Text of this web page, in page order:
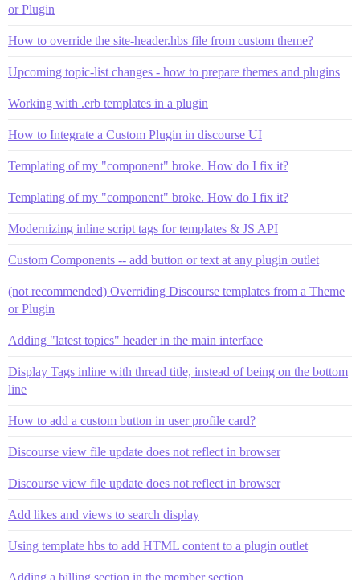
or Plugin
How to override the site-header.hbs file from custom theme?
Upcoming topic-list changes - how to prepare themes and plugins
Working with .erb templates in a plugin
How to Integrate a Custom Plugin in discourse UI
Templating of my "component" broke. How do I fix it?
Templating of my "component" broke. How do I fix it?
Modernizing inline script tags for templates & JS API
Custom Components -- add button or text at any plugin outlet
(not recommended) Overriding Discourse templates from a Theme
or Plugin
Adding "latest topics" header in the main interface
Display Tags inline with thread title, instead of being on the bottom
line
How to add a custom button in user profile card?
Discourse view file update does not reflect in browser
Discourse view file update does not reflect in browser
Add likes and views to search display
Using template hbs to add HTML content to a plugin outlet